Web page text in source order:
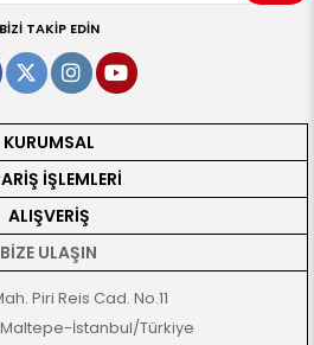
BİZİ TAKİP EDİN
KURUMSAL
İŞLEMLERİ
ALIŞVERİŞ
BİZE ULAŞIN
Piri Reis Cad. No.11
İstanbul/Türkiye